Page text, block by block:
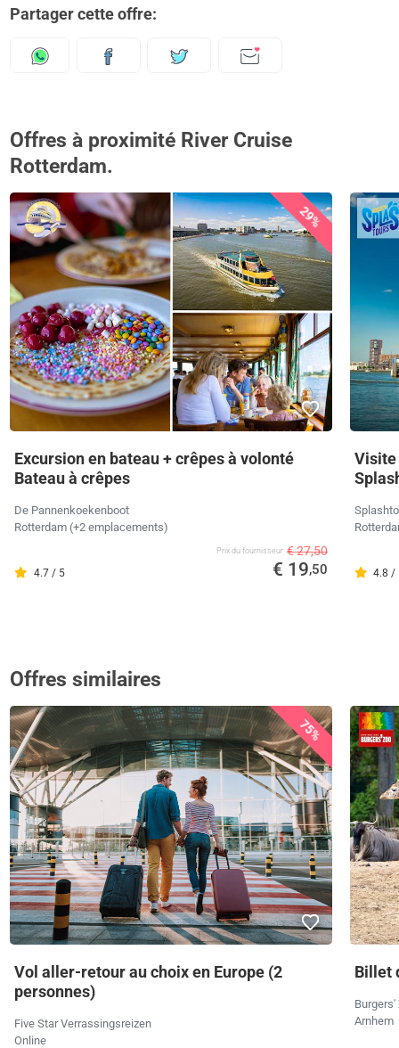
Partager cette offre:
Offres à proximité River Cruise
Rotterdam.
29%
Excursion en bateau + crêpes à volonté
Bateau à crêpes
De Pannenkoekenboot
Rotterdam (+2 emplacements)
4.7 / 5
Prix ​​du fournisseur € 27,50
€ 19,50
Visite
4.8 /
Offres similaires
75%
Vol aller-retour au choix en Europe (2
personnes)
Five Star Verrassingsreizen
Online
Billet
Burgers'
Arnhem